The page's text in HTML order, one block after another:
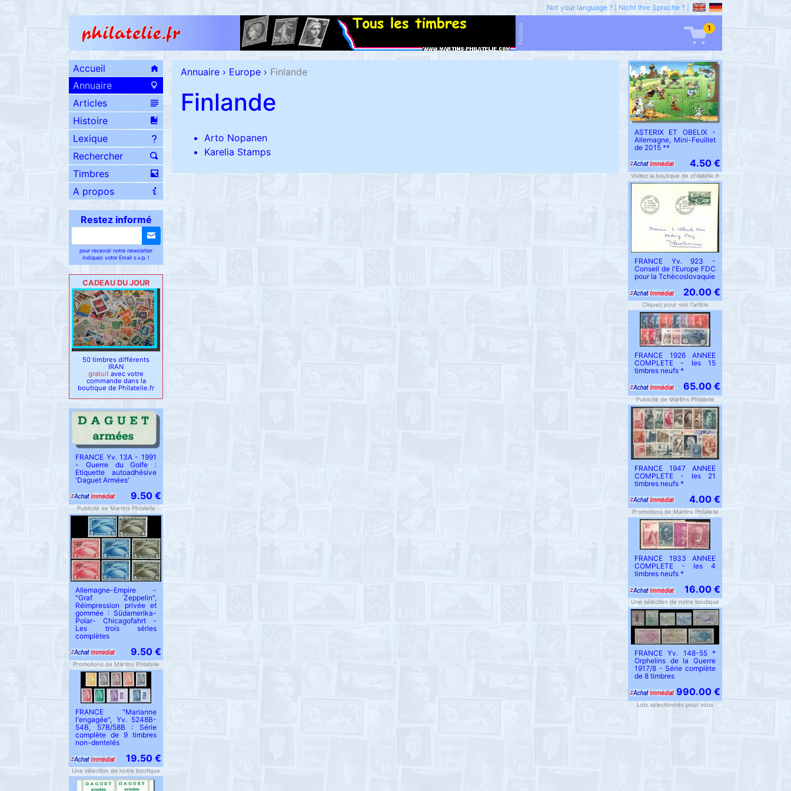
Not your language ? Nicht Ihre Sprache ?
Publicité 1
Accueil
Annuaire
Articles
Histoire
Lexique
Rechercher
Timbres
A propos
Restez informé
pour recevoir notre newsletter
indiquez votre Email s.v.p. !
CADEAU DU JOUR
50 timbres différents
IRAN
gratuit avec votre
commande dans la
boutique de Philatelie.fr
FRANCE Yv. 13A - 1991
- Guerre du Golfe :
Etiquette autoadhésive
'Daguet Armées'
9.50 €
Publicité de Martins Philatelie
Allemagne-Empire -
"Graf Zeppelin",
Réimpression privée et
gommée : Südamerika-
Polar- Chicagofahrt -
Les trois séries
complètes
9.50 €
Promotions de Martins Philatelie
FRANCE "Marianne
l'engagée", Yv. 5248B-
54B, 57B/58B : Série
complète de 9 timbres
non-dentelés
19.50 €
Une sélection de notre boutique
Annuaire › Europe › Finlande
Finlande
Arto Nopanen
Karelia Stamps
ASTERIX ET OBELIX -
Allemagne, Mini-Feuillet
de 2015 **
4.50 €
Visitez la boutique de philatelie.fr
FRANCE Yv. 923 -
Conseil de l'Europe FDC
pour la Tchècoslovaquie
20.00 €
Cliquez pour voir l'article
FRANCE 1926 ANNEE
COMPLETE - les 15
timbres neufs *
65.00 €
Publicité de Martins Philatelie
FRANCE 1947 ANNEE
COMPLETE - les 21
timbres neufs *
4.00 €
Promotions de Martins Philatelie
FRANCE 1933 ANNEE
COMPLETE - les 4
timbres neufs *
16.00 €
Une sélection de notre boutique
FRANCE Yv. 148-55 *
Orphelins de la Guerre
1917/8 - Série complète
de 8 timbres
990.00 €
Lots sélectionnés pour vous